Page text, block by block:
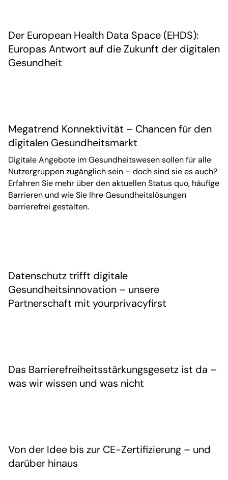
Der European Health Data Space (EHDS):
Europas Antwort auf die Zukunft der digitalen
Gesundheit
Megatrend Konnektivität – Chancen für den
digitalen Gesundheitsmarkt
Digitale Angebote im Gesundheitswesen sollen für alle
Nutzergruppen zugänglich sein – doch sind sie es auch?
Erfahren Sie mehr über den aktuellen Status quo, häufige
Barrieren und wie Sie Ihre Gesundheitslösungen
barrierefrei gestalten.
Datenschutz trifft digitale
Gesundheitsinnovation – unsere
Partnerschaft mit yourprivacyfirst
Das Barrierefreiheitsstärkungsgesetz ist da –
was wir wissen und was nicht
Von der Idee bis zur CE-Zertifizierung – und
darüber hinaus